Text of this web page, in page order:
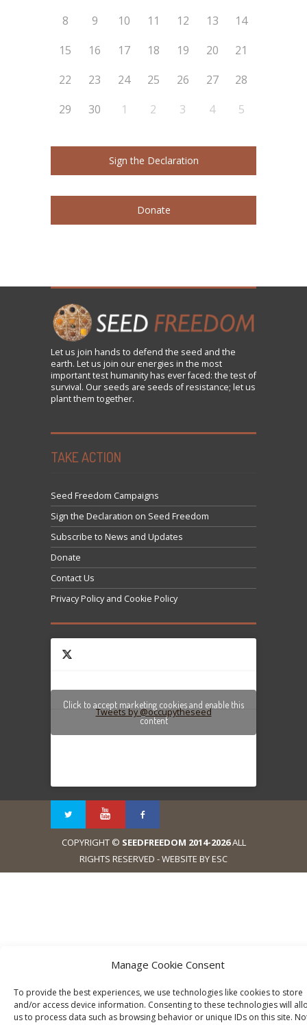
Manage Cookie Consent
To provide the best experiences, we use technologies like cookies to store
and/or access device information. Consenting to these technologies will
us to process data such as browsing behavior or unique IDs on this site.
8
9 10 11 12 13
14
15
16 17 18 19 20
21
22
23 24 25 26 27
28
29
30 1 2 3 4 5
Sign the Declaration
Donate
Let us join hands to defend the seed and the
earth. Let us join our energies in the most
important test humanity has ever faced: the test of
survival. Our seeds are seeds of resistance; let us
plant them together.
TAKE ACTION
Seed Freedom Campaigns
Sign the Declaration on Seed Freedom
Subscribe to News and Updates
Donate
Contact Us
Privacy Policy and Cookie Policy
Tweets by @occupytheseed
Click to accept marketing cookies and enable this
content
COPYRIGHT © SEEDFREEDOM 2014-2026ALL
RIGHTS RESERVED - WEBSITE BY ESC